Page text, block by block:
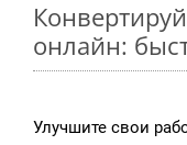
онлайн:
Улучшите свои